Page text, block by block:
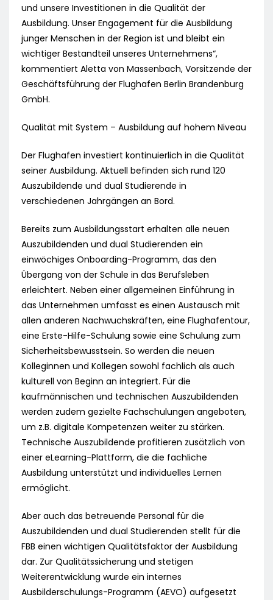
und unsere Investitionen in die Qualität der
Ausbildung. Unser Engagement für die Ausbildung
junger Menschen in der Region ist und bleibt ein
wichtiger Bestandteil unseres Unternehmens“,
kommentiert Aletta von Massenbach, Vorsitzende der
Geschäftsführung der Flughafen Berlin Brandenburg
GmbH.
Qualität mit System – Ausbildung auf hohem Niveau
Der Flughafen investiert kontinuierlich in die Qualität
seiner Ausbildung. Aktuell befinden sich rund 120
Auszubildende und dual Studierende in
verschiedenen Jahrgängen an Bord.
Bereits zum Ausbildungsstart erhalten alle neuen
Auszubildenden und dual Studierenden ein
einwöchiges Onboarding-Programm, das den
Übergang von der Schule in das Berufsleben
erleichtert. Neben einer allgemeinen Einführung in
das Unternehmen umfasst es einen Austausch mit
allen anderen Nachwuchskräften, eine Flughafentour,
eine Erste-Hilfe-Schulung sowie eine Schulung zum
Sicherheitsbewusstsein. So werden die neuen
Kolleginnen und Kollegen sowohl fachlich als auch
kulturell von Beginn an integriert. Für die
kaufmännischen und technischen Auszubildenden
werden zudem gezielte Fachschulungen angeboten,
um z.B. digitale Kompetenzen weiter zu stärken.
Technische Auszubildende profitieren zusätzlich von
einer eLearning-Plattform, die die fachliche
Ausbildung unterstützt und individuelles Lernen
ermöglicht.
Aber auch das betreuende Personal für die
Auszubildenden und dual Studierenden stellt für die
FBB einen wichtigen Qualitätsfaktor der Ausbildung
dar. Zur Qualitätssicherung und stetigen
Weiterentwicklung wurde ein internes
Ausbilderschulungs-Programm (AEVO) aufgesetzt